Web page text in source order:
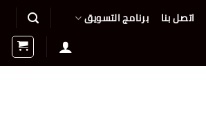
اتصل بنا برنامج التسويق